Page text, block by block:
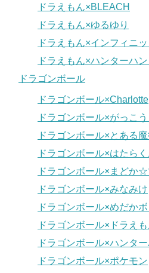
ドラえもん×BLEACH
ドラえもん×ゆるゆり
ドラえもん×インフィニ
ドラえもん×ハンターハ
ドラゴンボール
ドラゴンボール×Charlotte
ドラゴンボール×がっこ
ドラゴンボール×とある
ドラゴンボール×はたら
ドラゴンボール×まどか☆
ドラゴンボール×みなみけ
ドラゴンボール×めだか
ドラゴンボール×ドラえ
ドラゴンボール×ハンタ
ドラゴンボール×ポケモン